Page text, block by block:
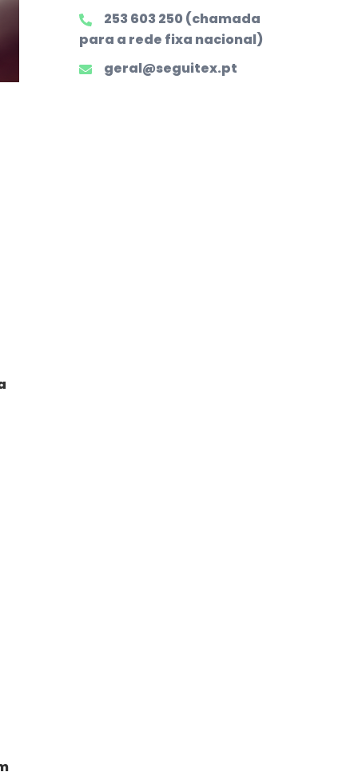
253 603 250 (chamada
para a rede fixa nacional)
geral@seguitex.pt